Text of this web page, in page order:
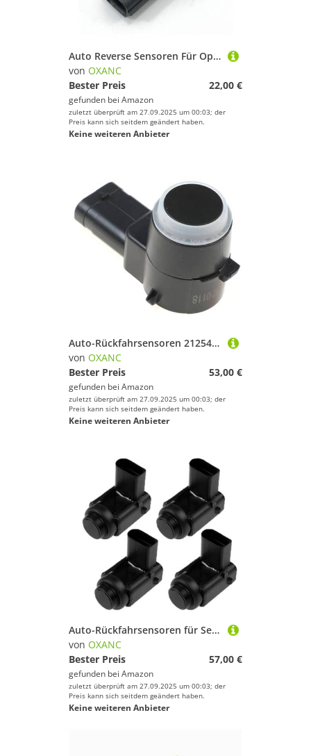
Auto Reverse Sensoren Für Opel Für Astra J Für Insignia Für Meriva B Auto Parkplatz PDC Sensor 13282853 13282883 13242365
von OXANC
Bester Preis
22,00 €
gefunden bei Amazon
zuletzt überprüft am 27.09.2025 um 00:03; der
Preis kann sich seitdem geändert haben.
Keine weiteren Anbieter
Auto-Rückfahrsensoren 2125420118 A2125420118 0263003617, für Benz W221 C216 ABES-Klasse ML CS CL SLS SLK E Auto-Parktronic-PDC-Parksensor (4 Stück, schwarz)
von OXANC
Bester Preis
53,00 €
gefunden bei Amazon
zuletzt überprüft am 27.09.2025 um 00:03; der
Preis kann sich seitdem geändert haben.
Keine weiteren Anbieter
Auto-Rückfahrsensoren für Seat Altea 2004–2014 PDC-Parksensor-Rückradar 1U0919275 (1 Stück)
von OXANC
Bester Preis
57,00 €
gefunden bei Amazon
zuletzt überprüft am 27.09.2025 um 00:03; der
Preis kann sich seitdem geändert haben.
Keine weiteren Anbieter